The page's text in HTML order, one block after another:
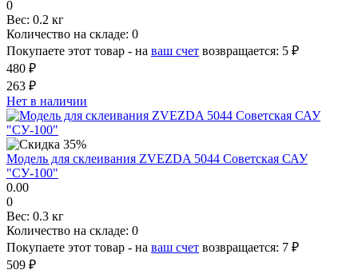
0
Вес: 0.2 кг
Количество на складе: 0
Покупаете этот товар - на ваш счет возвращается: 5 ₽
480 ₽
263 ₽
Нет в наличии
Модель для склеивания ZVEZDA 5044 Советская САУ
"СУ-100"
0.00
0
Вес: 0.3 кг
Количество на складе: 0
Покупаете этот товар - на ваш счет возвращается: 7 ₽
509 ₽